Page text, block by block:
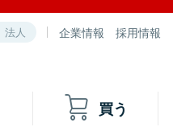
法人 企業情報 採用情報
買う